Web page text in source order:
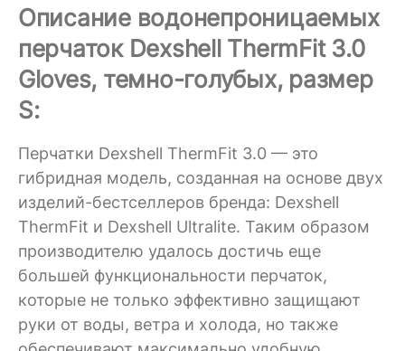
Описание водонепроницаемых
перчаток Dexshell ThermFit 3.0
Gloves, темно-голубых, размер
S:
Перчатки Dexshell ThermFit 3.0 — это
гибридная модель, созданная на основе двух
изделий-бестселлеров бренда: Dexshell
ThermFit и Dexshell Ultralite. Таким образом
производителю удалось достичь еще
большей функциональности перчаток,
которые не только эффективно защищают
руки от воды, ветра и холода, но также